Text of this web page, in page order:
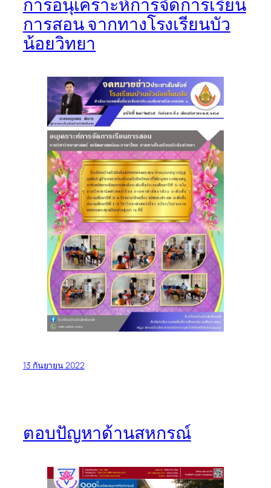
การสอน จากทางโรงเรียนบัว
น้อยวิทยา
13 กันยายน 2022
ตอบปัญหาด้านสหกรณ์